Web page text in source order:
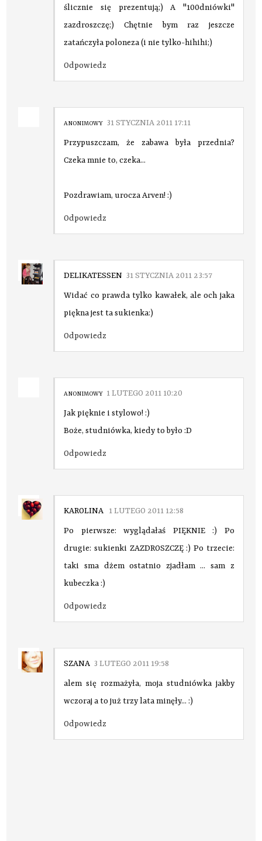
ślicznie się prezentują;) A "100dniówki"
zazdroszczę;) Chętnie bym raz jeszcze
zatańczyła poloneza (i nie tylko-hihihi;)
Odpowiedz
ANONIMOWY 31 STYCZNIA 2011 17:11
Przypuszczam, że zabawa była przednia?
Czeka mnie to, czeka...
Pozdrawiam, urocza Arven! :)
Odpowiedz
DELIKATESSEN 31 STYCZNIA 2011 23:57
Widać co prawda tylko kawałek, ale och jaka
piękna jest ta sukienka:)
Odpowiedz
ANONIMOWY 1 LUTEGO 2011 10:20
Jak pięknie i stylowo! :)
Boże, studniówka, kiedy to było :D
Odpowiedz
KAROLINA 1 LUTEGO 2011 12:58
Po pierwsze: wyglądałaś PIĘKNIE :) Po
drugie: sukienki ZAZDROSZCZĘ :) Po trzecie:
taki sma dżem ostatnio zjadłam ... sam z
kubeczka :)
Odpowiedz
SZANA 3 LUTEGO 2011 19:58
alem się rozmażyła, moja studniówka jakby
wczoraj a to już trzy lata minęły... :)
Odpowiedz